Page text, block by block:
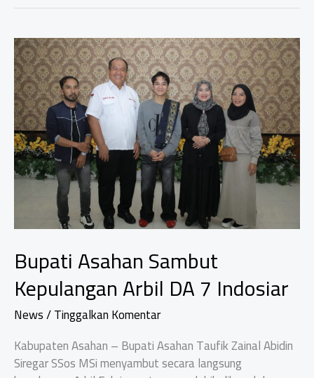
Keputusan
Pengangkatan
2.514
PPPK
Paruh
Waktu
Bupati Asahan Sambut
Kepulangan Arbil DA 7 Indosiar
News/Tinggalkan Komentar
Kabupaten Asahan – Bupati Asahan Taufik Zainal Abidin
Siregar SSos MSi menyambut secara langsung